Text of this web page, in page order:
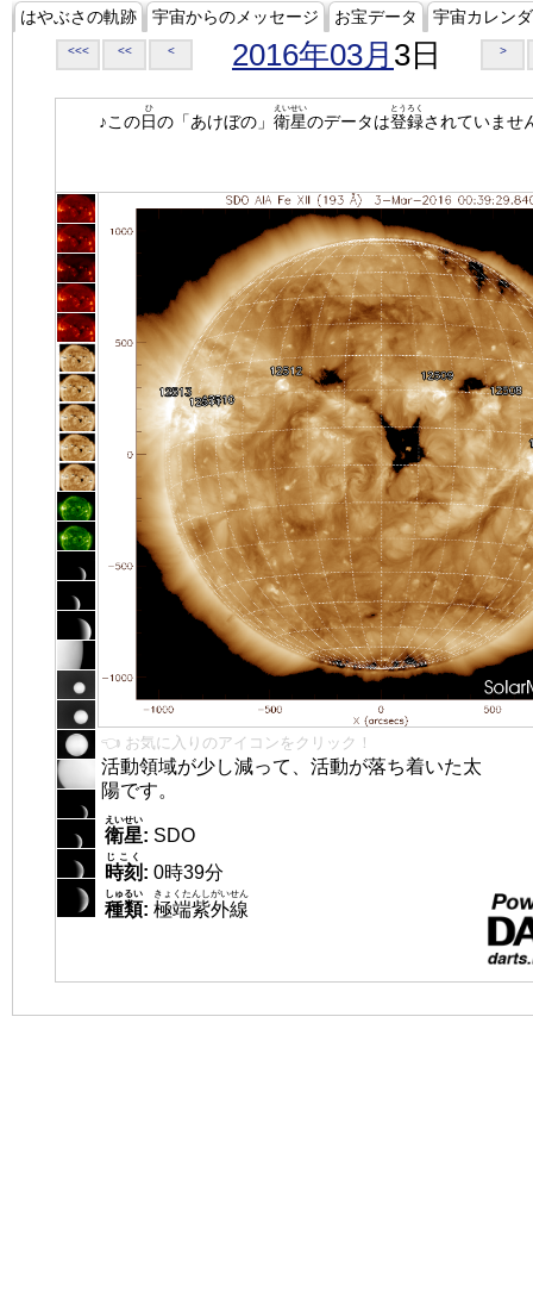
はやぶさの軌跡 宇宙からのメッセージ お宝データ 宇宙カレン
<<< << < 2016年03月 3日 >
♪この日
ひ
の「あけぼの」 衛星
えいせい
のデータは登録
とうろく
されていませ
👈 お気に入りのアイコンをクリック！
活動領域が少し減って、活動が落ち着いた太
陽です。
衛星
えいせい
: SDO
時刻
じこく
: 0時39分
種類
しゅるい
: 極端紫外線
きょくたんしがいせん